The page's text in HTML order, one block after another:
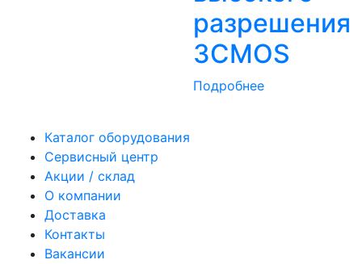
разрешения
3CMOS
Подробнее
Каталог оборудования
Сервисный центр
Акции / склад
О компании
Доставка
Контакты
Вакансии